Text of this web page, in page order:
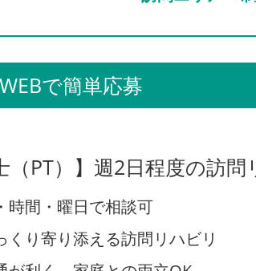
で簡単応募
（PT）】週2日程度の訪問
時間・曜日で相談可
り寄り添える訪問リハビリ